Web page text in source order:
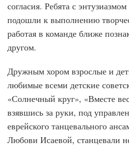
согласия. Ребята с
подошли к выполнению
работая в команде ближе
другом.
Дружным хором взрослые и
любимые всеми детские
«Солнечный круг», «Вместе
взявшись за руки, под
еврейского танцевального
Любови Исаевой, станцевали